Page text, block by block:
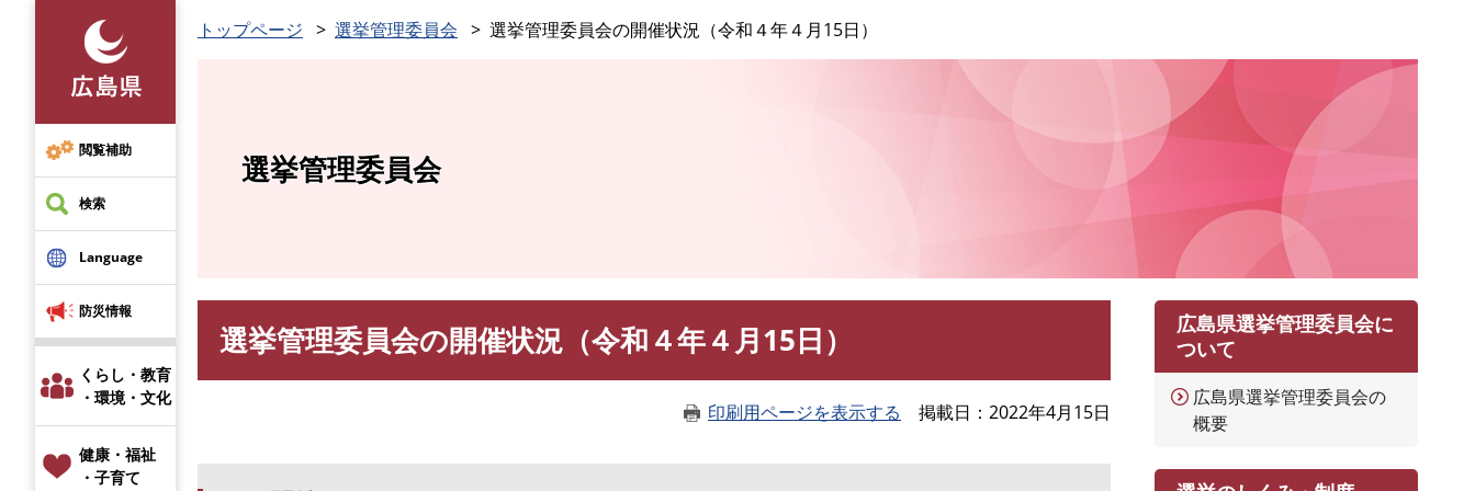
先
頭
で
す
閲覧補助
検索
Language
防災情報
くらし・教育
・環境・文化
健康・福祉
・子育て
トップページ 選挙管理委員会 選挙管理委員会の開催状況（令和４年４月15日）
選挙管理委員会
選挙管理委員会の開催状況（令和４年４月15日）
印刷用ページを表示する 掲載日 2022年4月15日
広島県選挙管理委員会に
ついて
広島県選挙管理委員会の
概要